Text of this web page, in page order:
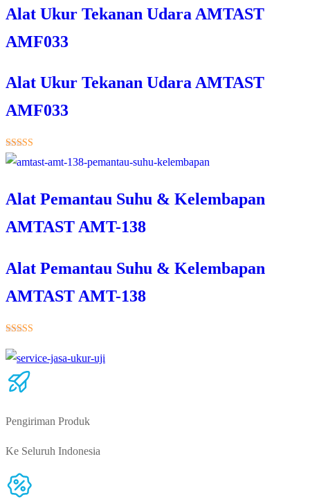
Alat Ukur Tekanan Udara AMTAST
AMF033
Alat Ukur Tekanan Udara AMTAST
AMF033
★★★★★
Alat Pemantau Suhu & Kelembapan
AMTAST AMT-138
Alat Pemantau Suhu & Kelembapan
AMTAST AMT-138
Pengiriman Produk
Ke Seluruh Indonesia